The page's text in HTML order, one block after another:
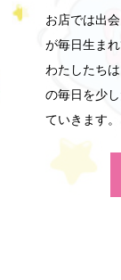
お店では出
が毎日生まれ
わたしたち
の毎日を少
ていきます。